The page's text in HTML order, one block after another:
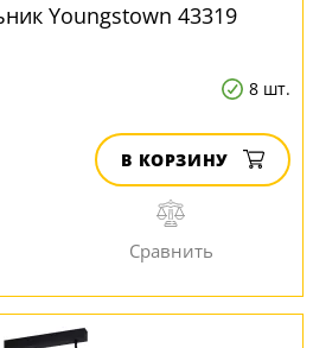
Youngstown 43319
8 шт.
В КОРЗИНУ